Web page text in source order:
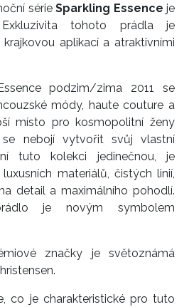
sérieSparkling Essence je
tohoto prádla je
aplikací a atraktivními
podzim/zima 2011 se
módy, haute couture a
místo pro kosmopolitní ženy
nebojí vytvořit svůj vlastní
tuto kolekci jedinečnou, je
materiálů, čistých linií,
detail a maximálního pohodlí.
je novým symbolem
značky je světoznámá
co je charakteristické pro tuto